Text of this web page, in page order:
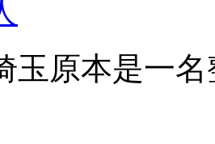
玉原本是一名